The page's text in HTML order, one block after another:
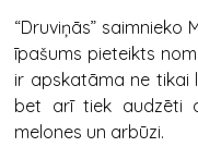
“Druviņās” saimnieko
īpašums pieteikts
ir apskatāma ne tikai
bet arī tiek audzēti
melones un arbūzi.